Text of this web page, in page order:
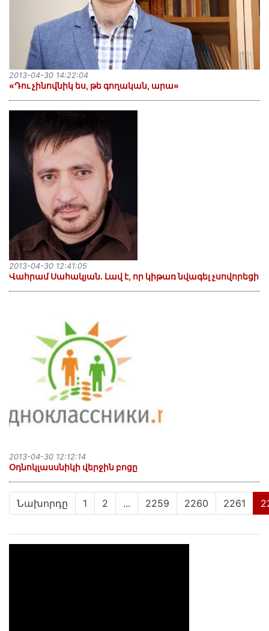
«Դու չինովնիկ ես, թե գողական, արա»
2013-04-30 14:22:04
Վահրամ Սահակյան. Լավ է, որ կիթառ նվագել չսովորեցի
2013-04-30 12:41:05
Օդնոկլասսնիկի վերջին բոցը
2013-04-30 12:12:14
Նախորդը 1 2 ... 2259 2260 2261